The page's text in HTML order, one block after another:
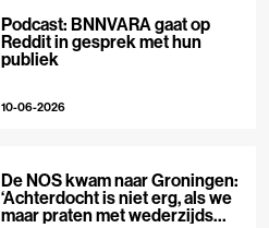
Podcast: BNNVARA gaat op
Reddit in gesprek met hun
publiek
10-06-2026
De NOS kwam naar Groningen:
‘Achterdocht is niet erg, als we
maar praten met wederzijds